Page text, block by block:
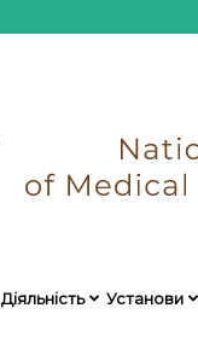
Діяльність Установи